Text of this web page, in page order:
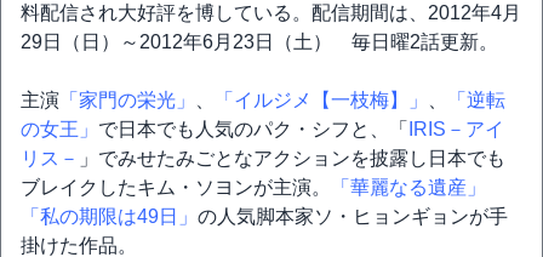
料配信され大好評を博している。配信期間は、2012年4月
29日（日）～2012年6月23日（土） 毎日曜2話更新。
主演 「家門の栄光」 「イルジメ【一枝梅】」
「逆転
の女王」 で日本でも人気のパク・シフと、「
IRIS－アイ
リス－ 」でみせたみごとなアクションを披露し日本でも
ブレイクしたキム・ソヨンが主演。
「華麗なる遺産」
「私の期限は49日」 の人気脚本家ソ・ヒョンギョンが手
掛けた作品。